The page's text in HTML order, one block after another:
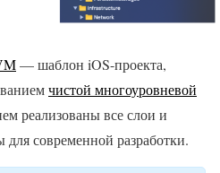
— шаблон iOS-проекта,
чистой многоуровневой
реализованы все слои и
современной разработки.